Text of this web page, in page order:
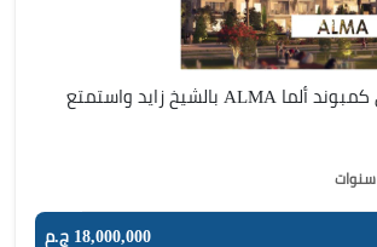
امتلك وحدتك في كمبوند ألما ALMA بالشيخ زايد واستمتع
سنوات
18,000,000 ج.م